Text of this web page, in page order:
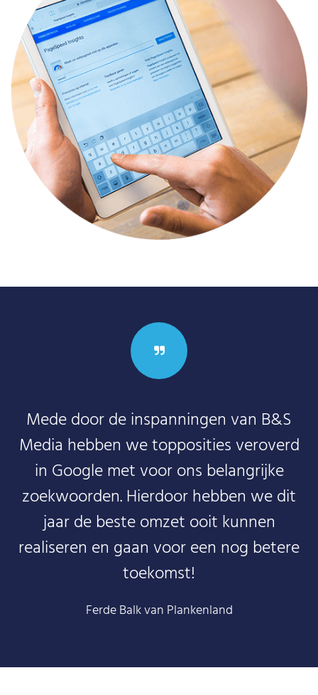
Mede door de inspanningen van B&S
Media hebben we topposities veroverd
in Google met voor ons belangrijke
zoekwoorden. Hierdoor hebben we dit
jaar de beste omzet ooit kunnen
realiseren en gaan voor een nog betere
toekomst!
Ferde Balk van Plankenland